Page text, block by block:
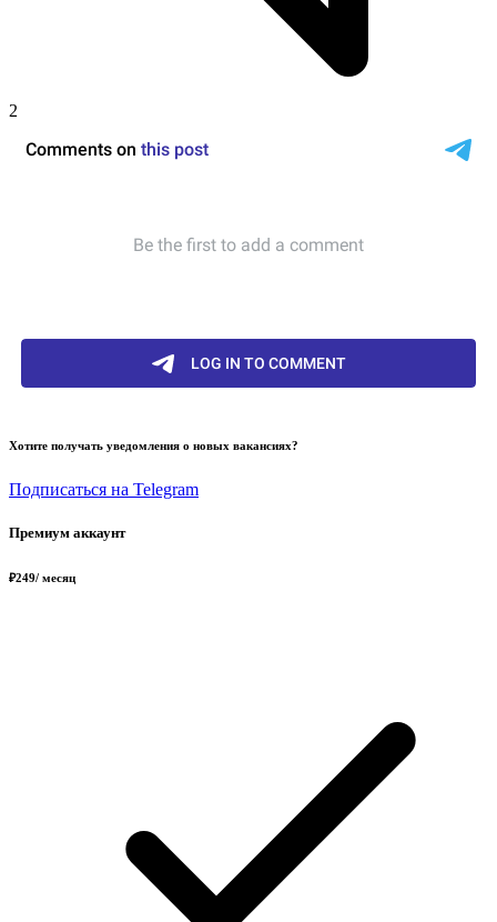
2
Хотите получать уведомления о новых вакансиях?
Подписаться на Telegram
Премиум аккаунт
₽249/ месяц